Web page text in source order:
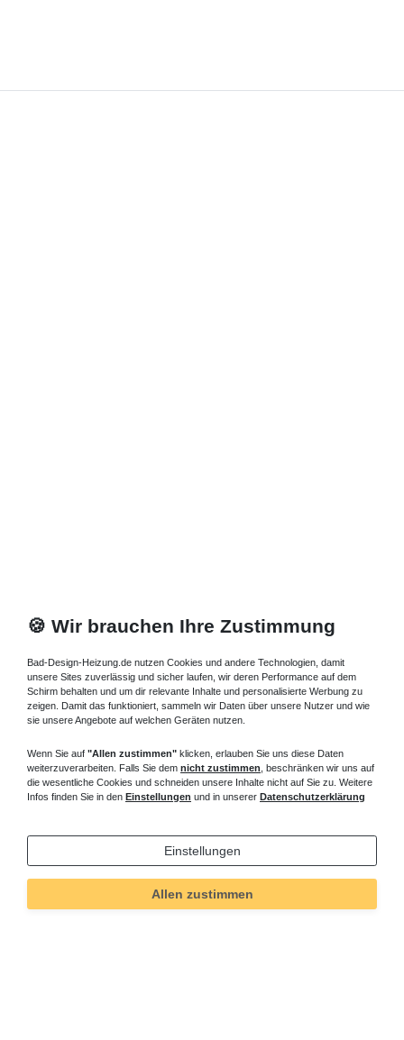
🍪 Wir brauchen Ihre Zustimmung
Bad-Design-Heizung.de nutzen Cookies und andere Technologien, damit
unsere Sites zuverlässig und sicher laufen, wir deren Performance auf dem
Schirm behalten und um dir relevante Inhalte und personalisierte Werbung zu
zeigen. Damit das funktioniert, sammeln wir Daten über unsere Nutzer und wie
sie unsere Angebote auf welchen Geräten nutzen.
Wenn Sie auf "Allen zustimmen" klicken, erlauben Sie uns diese Daten
weiterzuverarbeiten. Falls Sie dem nicht zustimmen , beschränken wir uns auf
die wesentliche Cookies und schneiden unsere Inhalte nicht auf Sie zu. Weitere
Infos finden Sie in den Einstellungen und in unserer Datenschutzerklärung
Einstellungen
Allen zustimmen